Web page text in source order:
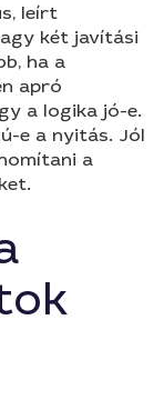
leírt
két javítási
ha a
apró
a logika jó-e.
e a nyitás. Jól
a